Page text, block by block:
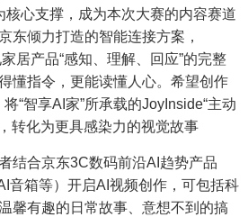
核心支撑，成为本次大赛的内容赛道
东倾力打造的智能连接方案，
居产品“感知、理解、回应”的完整
指令，更能读懂人心。希望创作
“智享AI家”所承载的JoyInside“主动
转化为更具感染力的视觉故事
结合京东3C数码前沿AI趋势产品
音箱等）开启AI视频创作，可包括科
馨有趣的日常故事、意想不到的搞